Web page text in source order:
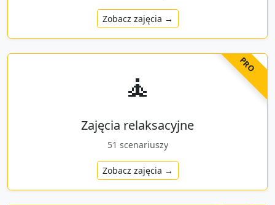
Zobacz zajęcia →
PRO
🧘
Zajęcia relaksacyjne
51 scenariuszy
Zobacz zajęcia →